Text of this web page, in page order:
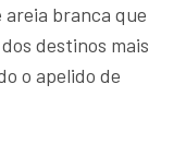
branca que
destinos mais
o apelido de